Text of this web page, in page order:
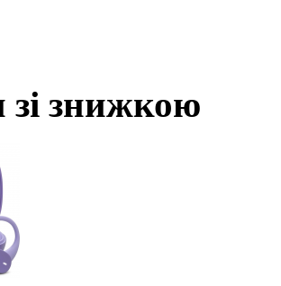
зі знижкою